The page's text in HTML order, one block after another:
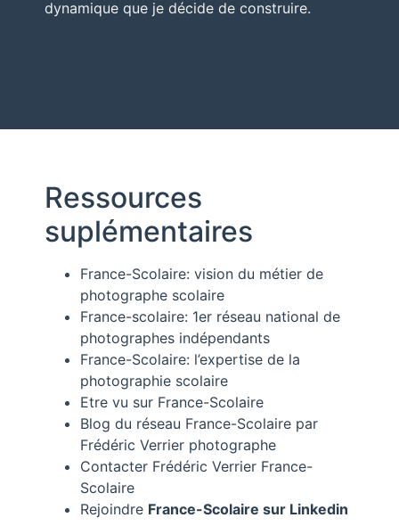
dynamique que je décide de construire.
Ressources
suplémentaires
France-Scolaire: vision du métier de
photographe scolaire
France-scolaire: 1er réseau national de
photographes indépendants
France-Scolaire: l’expertise de la
photographie scolaire
Etre vu sur France-Scolaire
Blog du réseau France-Scolaire par
Frédéric Verrier photographe
Contacter Frédéric Verrier France-
Scolaire
Rejoindre France-Scolaire sur Linkedin